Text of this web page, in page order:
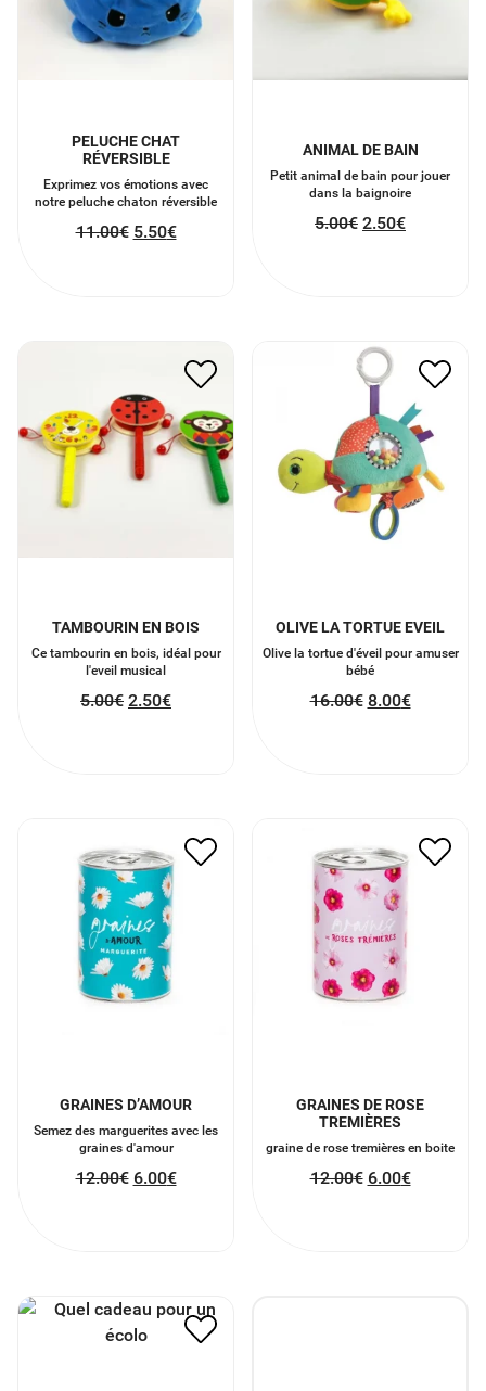
PELUCHE CHAT
RÉVERSIBLE
Exprimez vos émotions avec
notre peluche chaton réversible
11.00€ 5.50€
ANIMAL DE BAIN
Petit animal de bain pour jouer
dans la baignoire
5.00€ 2.50€
TAMBOURIN EN BOIS
Ce tambourin en bois, idéal pour
l'eveil musical
5.00€ 2.50€
€ 8.00
OLIVE LA TORTUE EVEIL
Olive la tortue d'éveil pour amuser
bébé
16.00€ 8.00€
GRAINES D’AMOUR
Semez des marguerites avec les
graines d'amour
12.00€ 6.00€
GRAINES DE ROSE
TREMIÈRES
graine de rose tremières en boite
12.00€ 6.00€
47.50€